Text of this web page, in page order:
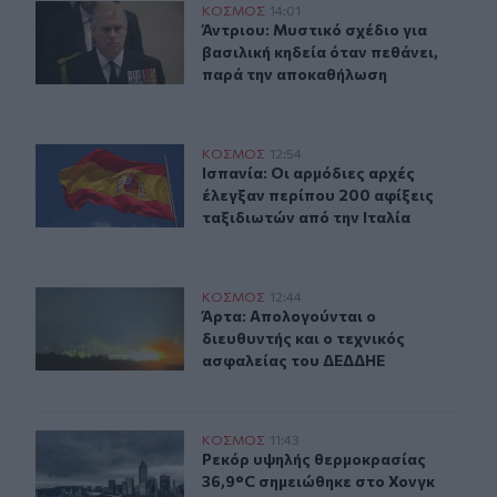
Άντριου: Μυστικό σχέδιο για βασιλική κηδεία όταν
ΚΟΣΜΟΣ 14:01
Άντριου: Μυστικό σχέδιο για
Άντριου: Μυστικό σχέδιο για
βασιλική κηδεία όταν πεθάνει,
παρά την αποκαθήλωση
Ισπανία: Οι αρμόδιες αρχές έλεγξαν περίπου 200
ΚΟΣΜΟΣ 12:54
Ισπανία: Οι αρμόδιες αρχές
Ισπανία: Οι αρμόδιες αρχές
έλεγξαν περίπου 200 αφίξεις
ταξιδιωτών από την Ιταλία
Άρτα: Απολογούνται ο διευθυντής και ο τεχνικός
ΚΟΣΜΟΣ 12:44
Άρτα: Απολογούνται ο διευθυντής
Άρτα: Απολογούνται ο
διευθυντής και ο τεχνικός
ασφαλείας του ΔΕΔΔΗΕ
Ρεκόρ υψηλής θερμοκρασίας 36,9°C σημειώθηκε στο
ΚΟΣΜΟΣ 11:43
Ρεκόρ υψηλής θερμοκρασίας
Ρεκόρ υψηλής θερμοκρασίας
36,9°C σημειώθηκε στο Χονγκ